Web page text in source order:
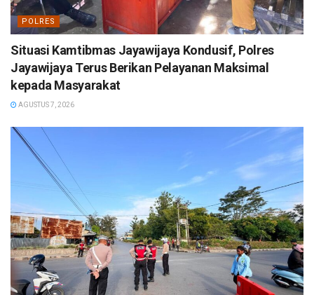
POLRES
Situasi Kamtibmas Jayawijaya Kondusif, Polres
Jayawijaya Terus Berikan Pelayanan Maksimal
kepada Masyarakat
AGUSTUS 7, 2026